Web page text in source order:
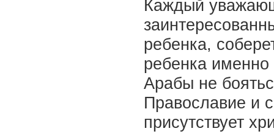
Каждый
ребенка,
ребенка именно
Арабы не
Православие и
присутствует